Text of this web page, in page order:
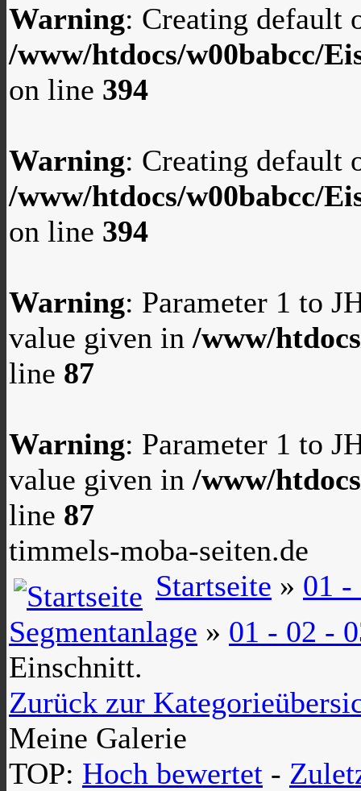
Warning: Creating default
/www/htdocs/w00babcc/
on line 394
Warning: Creating default
/www/htdocs/w00babcc/
on line 394
Warning: Parameter 1 to
value given in /www/
line 87
Warning: Parameter 1 to
value given in /www/
line 87
timmels-moba-seiten.de
Startseite » 01 -
Segmentanlage » 01 - 02 -
Einschnitt.
Zurück zur
Meine Galerie
TOP: Hoch bewertet -